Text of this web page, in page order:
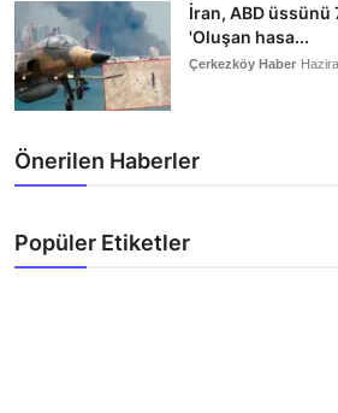
İran, ABD üssünü
'Oluşan hasa...
Çerkezköy Haber
Önerilen Haberler
Popüler Etiketler